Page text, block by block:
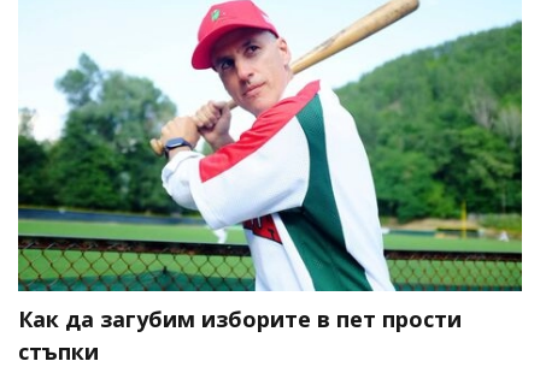
Как да загубим изборите в пет прости
стъпки